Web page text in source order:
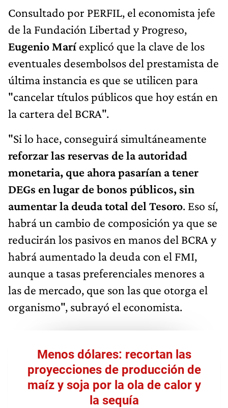
Consultado por PERFIL, el economista jefe
de la Fundación Libertad y Progreso,
Eugenio Maríexplicó que la clave de los
eventuales desembolsos del prestamista de
última instancia es que se utilicen para
"cancelar títulos públicos que hoy están en
la cartera del BCRA".
"Si lo hace, conseguirá simultáneamente
reforzar las reservas de la autoridad
monetaria, que ahora pasarían a tener
DEGs en lugar de bonos públicos, sin
aumentar la deuda total del Tesoro. Eso sí,
habrá un cambio de composición ya que se
reducirán los pasivos en manos del BCRA y
habrá aumentado la deuda con el FMI,
aunque a tasas preferenciales menores a
las de mercado, que son las que otorga el
organismo", subrayó el economista.
Menos dólares: recortan las
proyecciones de producción de
maíz y soja por la ola de calor y
la sequía